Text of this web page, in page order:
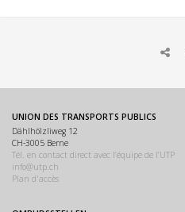
UNION DES TRANSPORTS PUBLICS
Dählhölzliweg 12
CH-3005 Berne
Tél. en contact direct avec l’équipe de l’UTP
info@utp.ch
Plan d'accès